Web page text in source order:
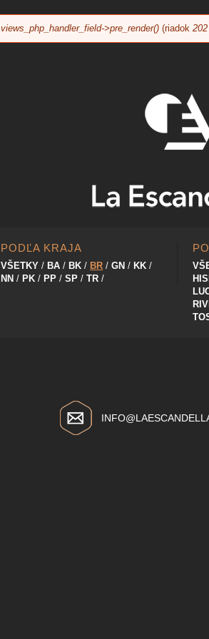
views_php_handler_field->pre_render() (riadok 202
PODĽA KRAJA
VŠETKY BA BK BR GN
KK
NN
PK PP SP TR